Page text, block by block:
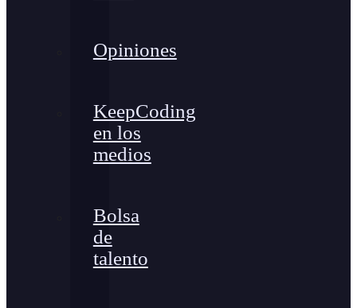
Opiniones
KeepCoding
en los
medios
Bolsa
de
talento